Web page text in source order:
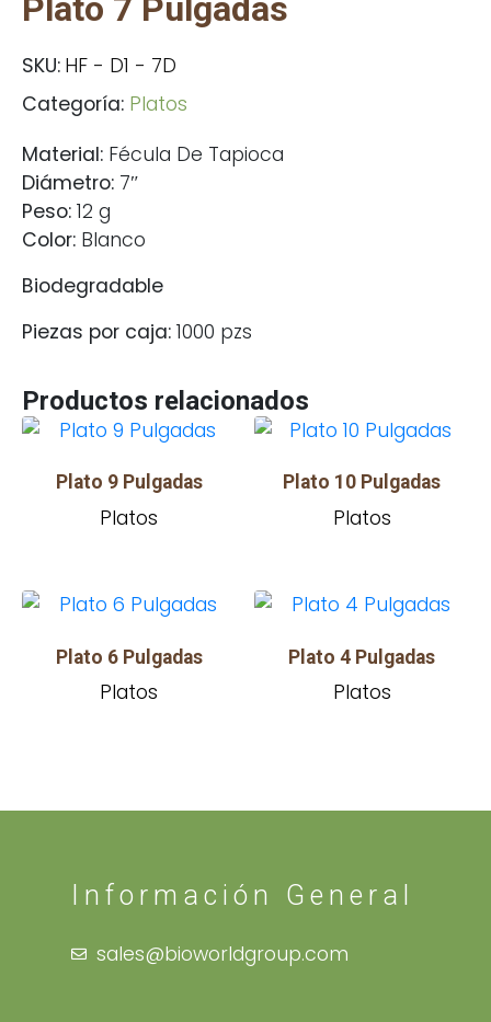
Plato 7 Pulgadas
SKU: HF - D1 - 7D
Categoría: Platos
Material: Fécula De Tapioca
Diámetro: 7″
Peso: 12 g
Color: Blanco
Biodegradable
Piezas por caja: 1000 pzs
Productos relacionados
Plato 9 Pulgadas
Platos
Plato 10 Pulgadas
Platos
Plato 6 Pulgadas
Platos
Plato 4 Pulgadas
Platos
Información General
sales@bioworldgroup.com